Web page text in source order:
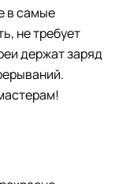
в самые
не требует
держат заряд